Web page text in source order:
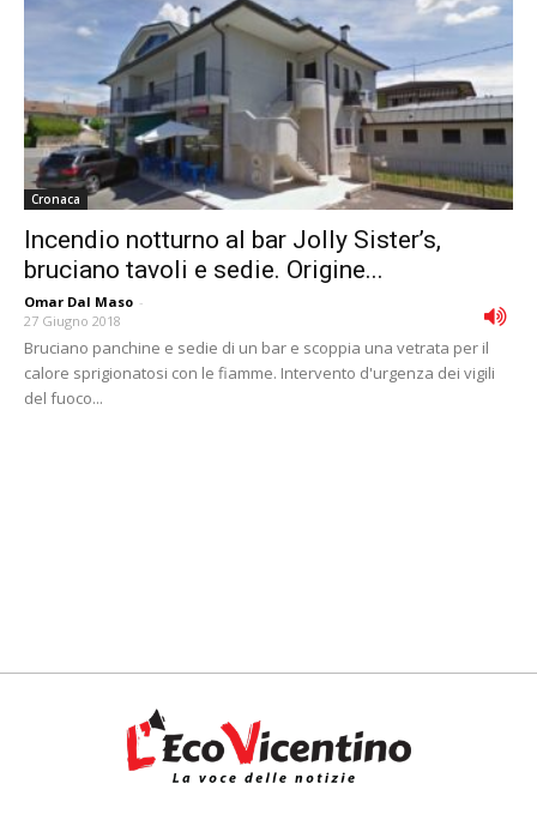
Cronaca
Incendio notturno al bar Jolly Sister’s,
bruciano tavoli e sedie. Origine...
Omar Dal Maso -
27 Giugno 2018
Bruciano panchine e sedie di un bar e scoppia una vetrata per il
calore sprigionatosi con le fiamme. Intervento d'urgenza dei vigili
del fuoco...